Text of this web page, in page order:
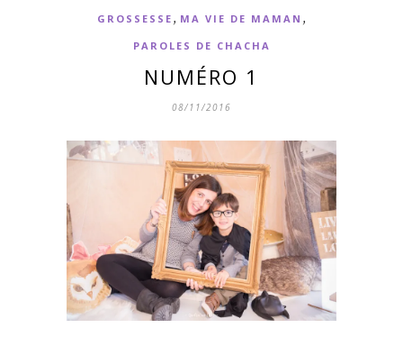
GROSSESSE , MA VIE DE MAMAN ,
PAROLES DE CHACHA
NUMÉRO 1
08/11/2016